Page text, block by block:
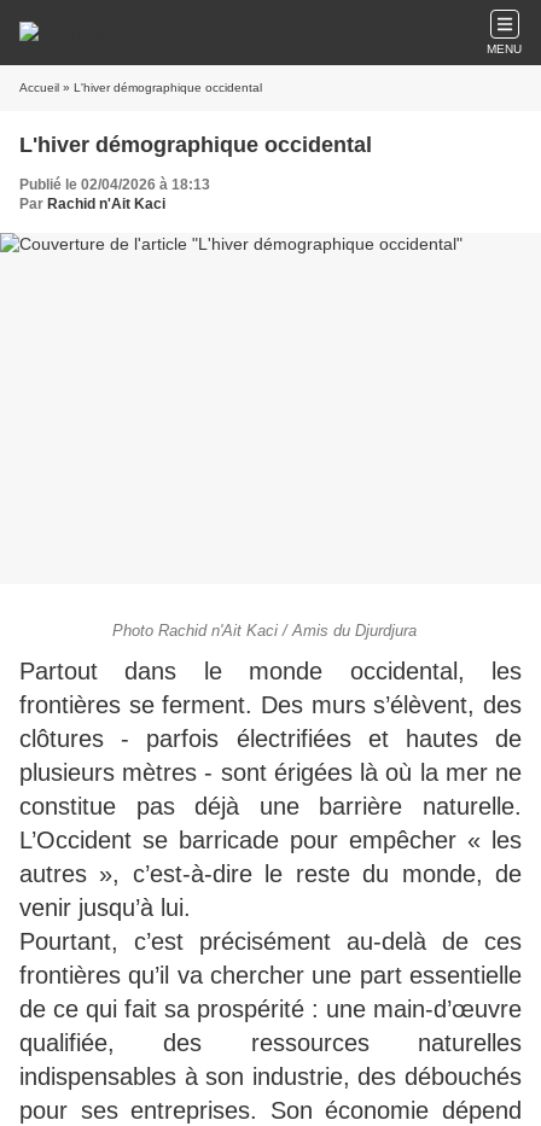
MENU
Accueil » L'hiver démographique occidental
L'hiver démographique occidental
Publié le 02/04/2026 à 18:13
Par Rachid n'Ait Kaci
Photo Rachid n'Ait Kaci / Amis du Djurdjura
Partout dans le monde occidental, les
frontières se ferment. Des murs s’élèvent, des
clôtures - parfois électrifiées et hautes de
plusieurs mètres - sont érigées là où la mer ne
constitue pas déjà une barrière naturelle.
L’Occident se barricade pour empêcher « les
autres », c’est-à-dire le reste du monde, de
venir jusqu’à lui.
Pourtant, c’est précisément au-delà de ces
frontières qu’il va chercher une part essentielle
de ce qui fait sa prospérité : une main-d’œuvre
qualifiée, des ressources naturelles
indispensables à son industrie, des débouchés
pour ses entreprises. Son économie dépend